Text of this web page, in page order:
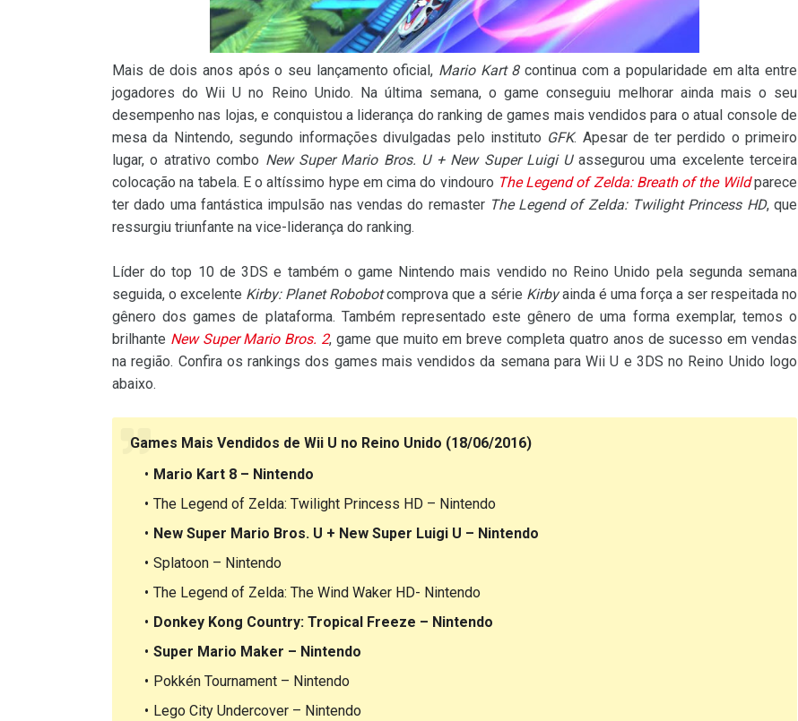
Mais de dois anos após o seu lançamento oficial, Mario Kart 8continua com a popularidade em alta entre
jogadores do Wii U no Reino Unido. Na última semana, o game conseguiu melhorar ainda mais o seu
desempenho nas lojas, e conquistou a liderança do ranking de games mais vendidos para o atual console de
mesa da Nintendo, segundo informações divulgadas pelo instituto GFK. Apesar de ter perdido o primeiro
lugar, o atrativo combo New Super Mario Bros. U + New Super Luigi Uassegurou uma excelente terceira
colocação na tabela. E o altíssimo hype em cima do vindouro The Legend of Zelda: Breath of the Wildparece
ter dado uma fantástica impulsão nas vendas do remaster The Legend of Zelda: Twilight Princess HD, que
ressurgiu triunfante na vice-liderança do ranking.
Líder do top 10 de 3DS e também o game Nintendo mais vendido no Reino Unido pela segunda semana
seguida, o excelente Kirby: Planet Robobotcomprova que a série Kirbyainda é uma força a ser respeitada no
gênero dos games de plataforma. Também representado este gênero de uma forma exemplar, temos o
brilhante New Super Mario Bros. 2, game que muito em breve completa quatro anos de sucesso em vendas
na região. Confira os rankings dos games mais vendidos da semana para Wii U e 3DS no Reino Unido logo
abaixo.
Games Mais Vendidos de Wii U no Reino Unido (18/06/2016)
Mario Kart 8 – Nintendo
The Legend of Zelda: Twilight Princess HD – Nintendo
New Super Mario Bros. U + New Super Luigi U – Nintendo
Splatoon – Nintendo
The Legend of Zelda: The Wind Waker HD- Nintendo
Donkey Kong Country: Tropical Freeze – Nintendo
Super Mario Maker – Nintendo
Pokkén Tournament – Nintendo
Lego City Undercover – Nintendo